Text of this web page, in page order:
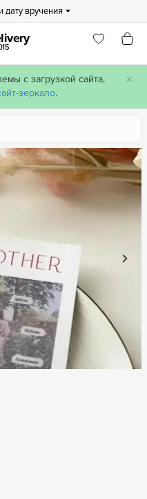
×
с загрузкой сайта,
зеркало.
дату вручения